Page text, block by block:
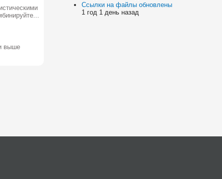
выше
Ссылки на файлы обновлены
1 год 1 день назад